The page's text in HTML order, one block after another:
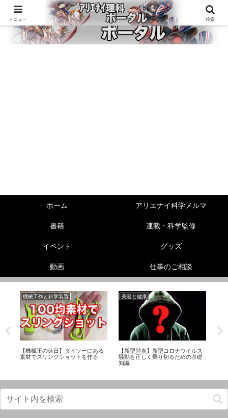
ホーム アリエナイ科学メルマ
書籍 連載・科学監修
イベント グッズ
動画 仕事のご相談
機械工作と科学装置
【機械王の休日】ダイソーにある
素材でスリングショットを作る
美容と健康
【新型肺炎】新型コロナウイルス
騒動を正しく乗り切るための基礎
知識
メニュー 検索